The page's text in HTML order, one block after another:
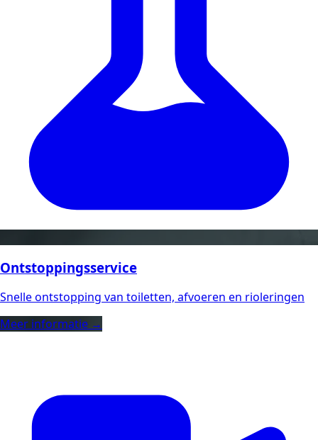
Ontstoppingsservice
Snelle ontstopping van toiletten, afvoeren en rioleringen
Meer informatie →